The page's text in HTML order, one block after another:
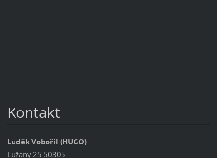
Kontakt
Luděk Vobořil (HUGO)
Lužany 25 50305